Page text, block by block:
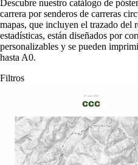
Descubre nuestro catálogo de
carrera por senderos de carreras
mapas, que incluyen el trazado
estadísticas, están diseñados por
personalizables y se pueden
hasta A0.
Filtros